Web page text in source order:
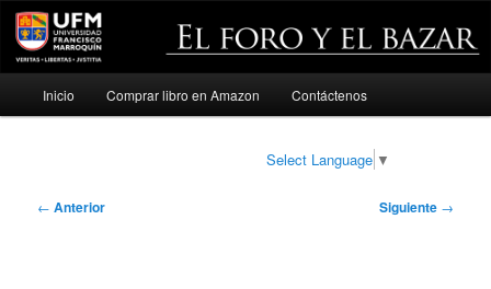
Ir
Inicio Comprar libro en Amazon Contáctenos
Select Language ▼
Navegación
← Anterior Siguiente →